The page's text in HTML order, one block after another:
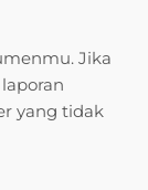
Jika
yang tidak